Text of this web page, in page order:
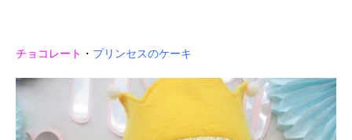
チョコレート ・ プリンセスのケーキ